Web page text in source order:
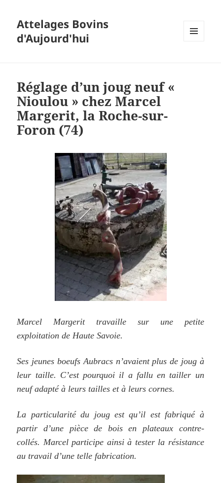
Attelages Bovins
d'Aujourd'hui
Réglage d’un joug neuf «
Nioulou » chez Marcel
Margerit, la Roche-sur-
Foron (74)
Marcel Margerit travaille sur une petite
exploitation de Haute Savoie.
Ses jeunes boeufs Aubracs n’avaient plus de joug à
leur taille. C’est pourquoi il a fallu en tailler un
neuf adapté à leurs tailles et à leurs cornes.
La particularité du joug est qu’il est fabriqué à
partir d’une pièce de bois en plateaux contre-
collés. Marcel participe ainsi à tester la résistance
au travail d’une telle fabrication.